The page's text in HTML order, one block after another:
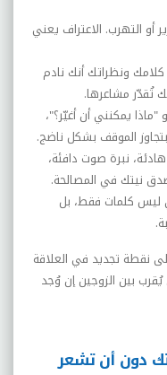
أو التهرب. الاعتراف يعني
ونظراتك أنك نادم
تُقدّر مشاعرها.
يمكنني أن أغيّر؟"،
الموقف بشكل ناضج.
نبرة صوت دافئة،
نيتك في المصالحة.
ليس كلمات فقط، بل
نقطة تجديد في العلاقة
بين الزوجين إن وُجد
دون أن تشعر